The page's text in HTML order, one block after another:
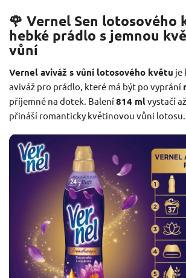
🌹 Vernel Sen lotosového
hebké prádlo s jemnou
vůní
Vernel aviváž s vůní lotosového květu je
aviváž pro prádlo, které má být po vyprání
příjemné na dotek. Balení814 mlvystačí
přináší romanticky květinovou vůni lotosu.